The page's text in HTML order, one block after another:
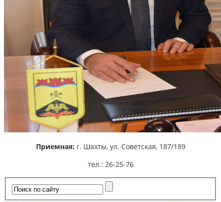
Приемная: г. Шахты, ул. Советская, 187/189
тел.: 26-25-76